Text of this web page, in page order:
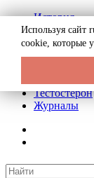
История
Биография
Криминал
Реклама на
Тестостерон
Журналы
Используя сайт
cookie, которые